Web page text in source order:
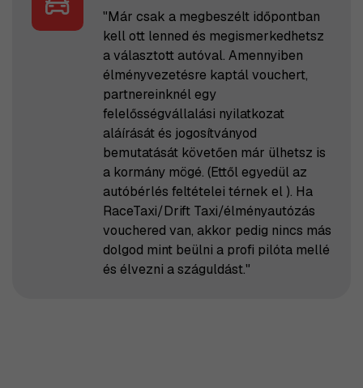
"Már csak a megbeszélt időpontban
kell ott lenned és megismerkedhetsz
a választott autóval. Amennyiben
élményvezetésre kaptál vouchert,
partnereinknél egy
felelősségvállalási nyilatkozat
aláírását és jogosítványod
bemutatását követően már ülhetsz is
a kormány mögé. (Ettől egyedül az
autóbérlés feltételei térnek el ). Ha
RaceTaxi/Drift Taxi/élményautózás
vouchered van, akkor pedig nincs más
dolgod mint beülni a profi pilóta mellé
és élvezni a száguldást."